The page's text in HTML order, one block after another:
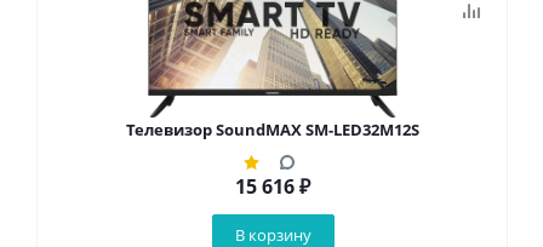
Телевизор SoundMAX SM-LED32M12S
15 616₽
В корзину